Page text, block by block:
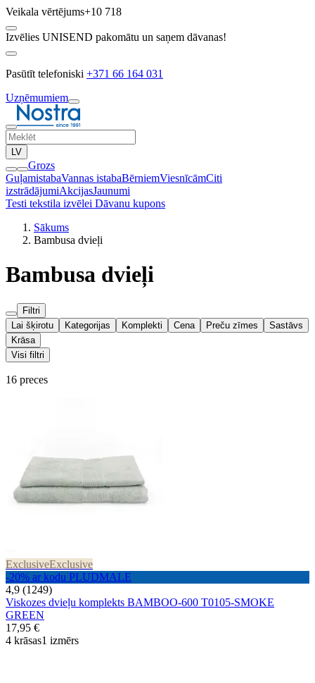
Veikala vērtējums+10 718
Izvēlies UNISEND pakomātu un saņem dāvanas!
Pasūtīt telefoniski +371 66 164 031
Uzņēmumiem
LV
Grozs
GuļamistabaVannas istabaBērniemViesnīcāmCiti
izstrādājumiAkcijasJaunumi
Testi tekstila izvēlei Dāvanu kupons
Sākums
Bambusa dvieļi
Bambusa dvieļi
Filtri
Lai šķirotu
Kategorijas Komplekti Cena Preču zīmes
Sastāvs
Krāsa
Visi filtri
16 preces
ExclusiveExclusive
-20% ar kodu PLUDMALE
4,9 (1249)
Viskozes dvieļu komplekts BAMBOO-600 T0105-SMOKE
GREEN
17,95 €
4 krāsas1 izmērs